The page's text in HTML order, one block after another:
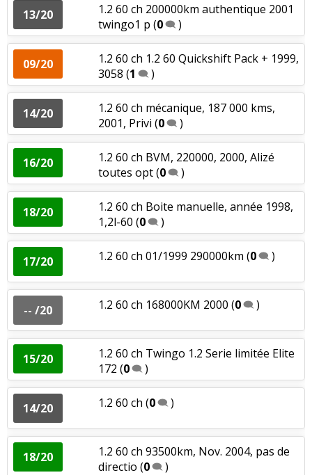
13/20
1.2 60 ch 200000km authentique 2001
twingo1 p (0 )
09/20
1.2 60 ch 1.2 60 Quickshift Pack + 1999,
3058 (1 )
14/20
1.2 60 ch mécanique, 187 000 kms,
2001, Privi (0 )
16/20
1.2 60 ch BVM, 220000, 2000, Alizé
toutes opt(0 )
18/20
1.2 60 ch Boite manuelle, année 1998,
1,2l-60 (0 )
17/20 1.2 60 ch 01/1999 290000km (0 )
-- /20 1.2 60 ch 168000KM 2000 (0 )
15/20
1.2 60 ch Twingo 1.2 Serie limitée Elite
172 (0 )
14/20 1.2 60 ch (0 )
18/20
1.2 60 ch 93500km, Nov. 2004, pas de
directio (0 )